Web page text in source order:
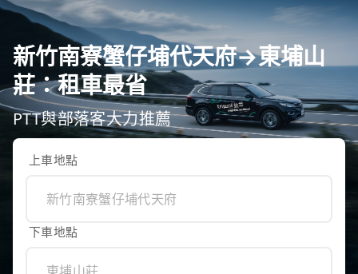
新竹南寮蟹仔埔代天府→東埔山
莊：租車最省
PTT與部落客大力推薦
上車地點
下車地點